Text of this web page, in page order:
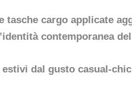
cargo applicate
contemporanea
dal gusto casual-